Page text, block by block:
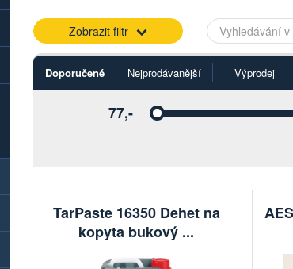
Zobrazit filtr
Doporučené Nejprodávanější Výprodej
Vyberte
77,-
TarPaste 16350 Dehet na
kopyta bukový ...